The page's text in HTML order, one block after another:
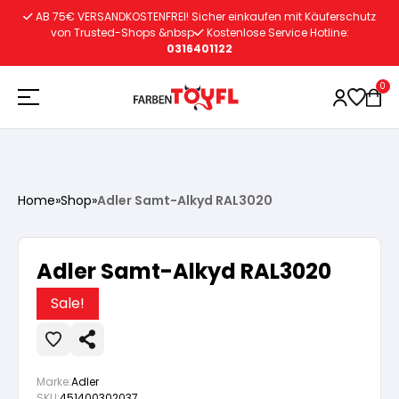
Vorbereitung
Wasserlösliche Grundierung
Lacke
Vorbereitung
Autoreparatur
Vorbereitung
Innenfarben
AB 75€ VERSANDKOSTENFREI! Sicher einkaufen mit Käuferschutz
von Trusted-Shops &nbsp
Kostenlose Service Hotline:
0316401122
0
Home»Shop»Adler Samt-Alkyd RAL3020
Adler Samt-Alkyd RAL3020
Sale!
Marke:Adler